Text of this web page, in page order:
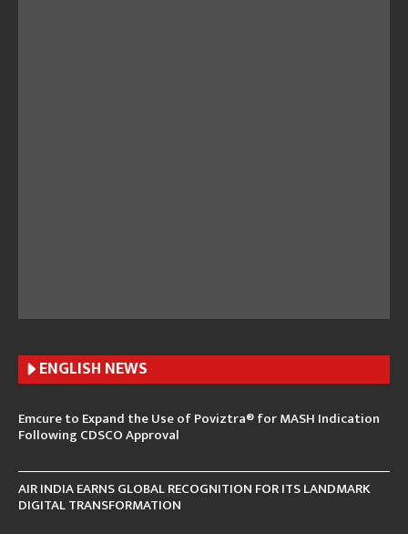
ENGLISH NEWS
Emcure to Expand the Use of Poviztra® for MASH Indication
Following CDSCO Approval
AIR INDIA EARNS GLOBAL RECOGNITION FOR ITS LANDMARK
DIGITAL TRANSFORMATION